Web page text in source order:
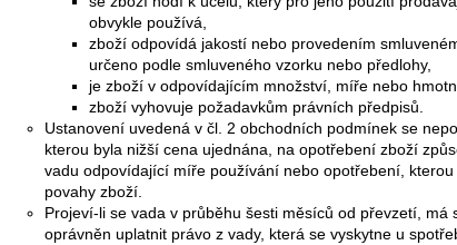
obvykle používá,
zboží odpovídá jakostí nebo provedením
určeno podle smluveného vzorku nebo předlohy,
je zboží v odpovídajícím množství, míře nebo
zboží vyhovuje požadavkům právních předpisů.
Ustanovení uvedená v čl. 2 obchodních podmínek se
kterou byla nižší cena ujednána, na opotřebení zboží
vadu odpovídající míře používání nebo opotřebení,
povahy zboží.
Projeví-li se vada v průběhu šesti měsíců od převzetí,
oprávněn uplatnit právo z vady, která se vyskytne u